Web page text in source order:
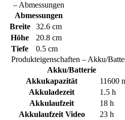
– Abmessungen
Abmessungen
Breite
32.6 cm
Höhe
20.8 cm
Tiefe
0.5 cm
Produkteigenschaften – Akku/
Akku/Batterie
Akkukapazität
11600
Akkuladezeit
1.5 h
Akkulaufzeit
18 h
Akkulaufzeit Video
23 h